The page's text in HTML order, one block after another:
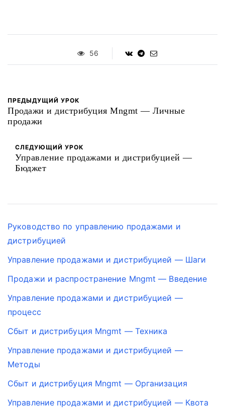
56
ПРЕДЫДУЩИЙ УРОК
Продажи и дистрибуция Mngmt — Личные
продажи
СЛЕДУЮЩИЙ УРОК
Управление продажами и дистрибуцией —
Бюджет
Руководство по управлению продажами и
дистрибуцией
Управление продажами и дистрибуцией — Шаги
Продажи и распространение Mngmt — Введение
Управление продажами и дистрибуцией —
процесс
Сбыт и дистрибуция Mngmt — Техника
Управление продажами и дистрибуцией —
Методы
Сбыт и дистрибуция Mngmt — Организация
Управление продажами и дистрибуцией — Квота